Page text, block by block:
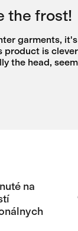
the frost!
garments,
is
the head,
na